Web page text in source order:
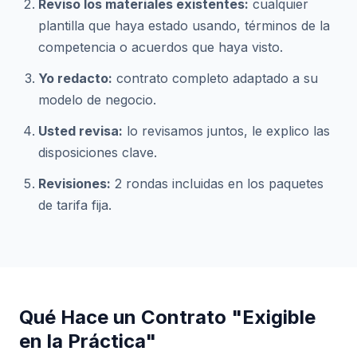
Reviso los materiales existentes: cualquier
plantilla que haya estado usando, términos de la
competencia o acuerdos que haya visto.
Yo redacto: contrato completo adaptado a su
modelo de negocio.
Usted revisa: lo revisamos juntos, le explico las
disposiciones clave.
Revisiones: 2 rondas incluidas en los paquetes
de tarifa fija.
Qué Hace un Contrato "Exigible
en la Práctica"